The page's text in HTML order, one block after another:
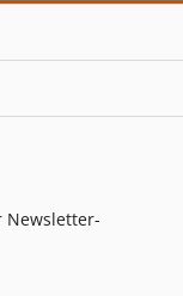
Newsletter-